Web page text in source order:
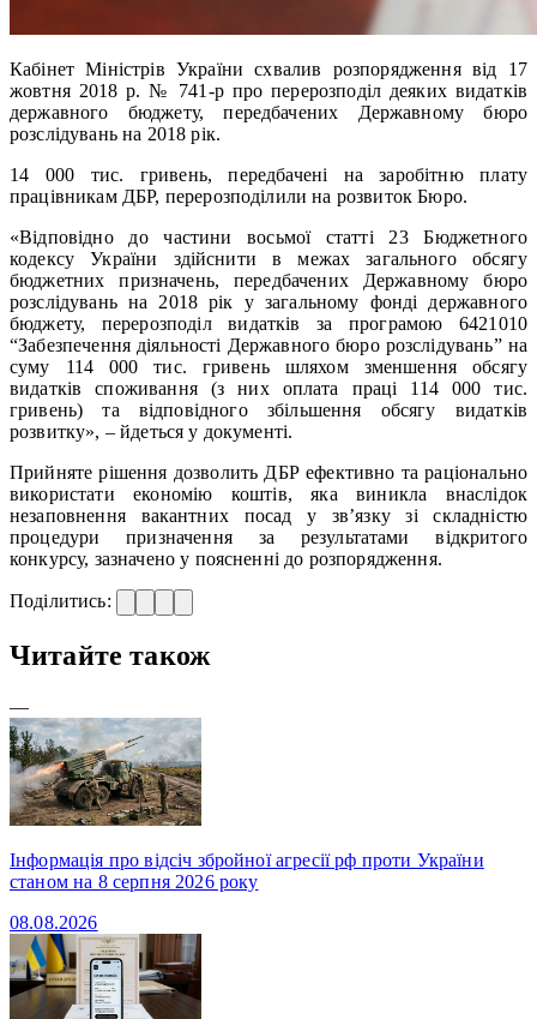
Кабінет Міністрів України схвалив розпорядження від 17
жовтня 2018 р. № 741-р про перерозподіл деяких видатків
державного бюджету, передбачених Державному бюро
розслідувань на 2018 рік.
14 000 тис. гривень, передбачені на заробітню плату
працівникам ДБР, перерозподілили на розвиток Бюро.
«Відповідно до частини восьмої статті 23 Бюджетного
кодексу України здійснити в межах загального обсягу
бюджетних призначень, передбачених Державному бюро
розслідувань на 2018 рік у загальному фонді державного
бюджету, перерозподіл видатків за програмою 6421010
“Забезпечення діяльності Державного бюро розслідувань” на
суму 114 000 тис. гривень шляхом зменшення обсягу
видатків споживання (з них оплата праці 114 000 тис.
гривень) та відповідного збільшення обсягу видатків
розвитку», – йдеться у документі.
Прийняте рішення дозволить ДБР ефективно та раціонально
використати економію коштів, яка виникла внаслідок
незаповнення вакантних посад у зв’язку зі складністю
процедури призначення за результатами відкритого
конкурсу, зазначено у поясненні до розпорядження.
Поділитись:
Читайте також
—
Інформація про відсіч збройної агресії рф проти України
станом на 8 серпня 2026 року
08.08.2026